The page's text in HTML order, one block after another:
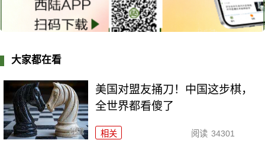
大家都在看
美国对盟友捅刀！中国这步棋，
全世界都看傻了
相关 阅读 34301